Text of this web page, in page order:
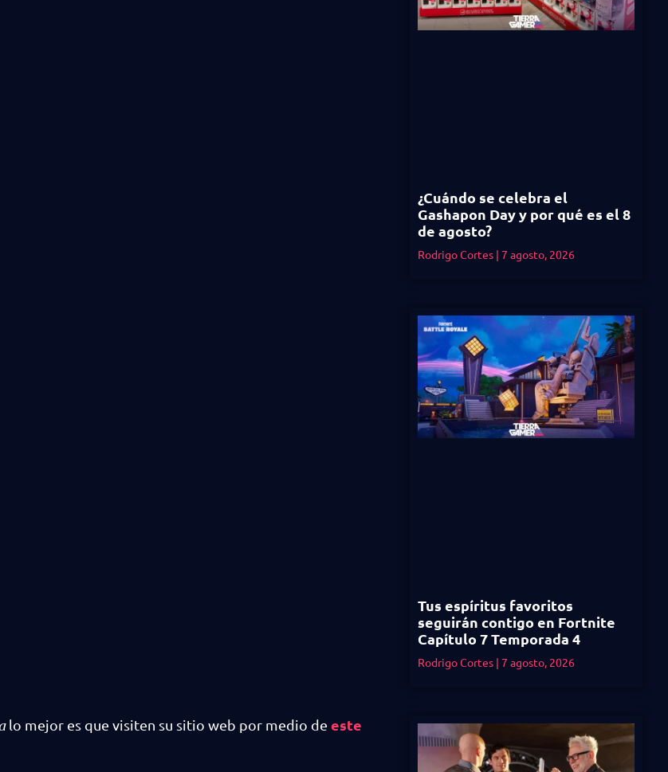
lo mejor es que visiten su sitio web por medio de este
¿Cuándo se celebra el
Gashapon Day y por qué es el 8
de agosto?
Rodrigo Cortes 7 agosto, 2026
Tus espíritus favoritos
seguirán contigo en Fortnite
Capítulo 7 Temporada 4
Rodrigo Cortes 7 agosto, 2026